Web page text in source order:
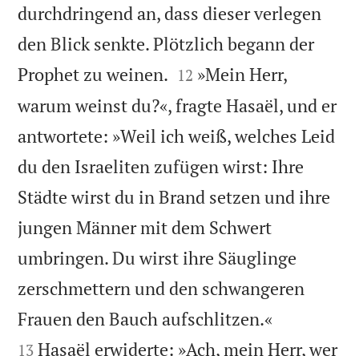
durchdringend an, dass dieser verlegen
den Blick senkte. Plötzlich begann der
Prophet zu weinen. 

12 »Mein Herr,
warum weinst du?«, fragte Hasaël, und er
antwortete: »Weil ich weiß, welches Leid
du den Israeliten zufügen wirst: Ihre
Städte wirst du in Brand setzen und ihre
jungen Männer mit dem Schwert
umbringen. Du wirst ihre Säuglinge
zerschmettern und den schwangeren
Frauen den Bauch aufschlitzen.«
13 Hasaël erwiderte: »Ach, mein Herr, wer